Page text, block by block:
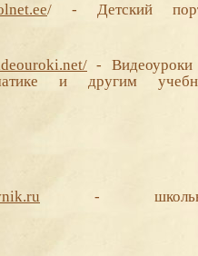
/ - Детский
-
и другим
.ru -